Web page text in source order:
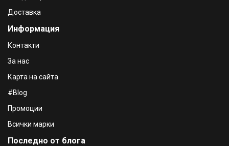
€166.17 / 325.00 лв.
€176.40 / 345.01 лв.
Доставка
Информация
Контакти
За нас
Карта на сайта
#Blog
Промоции
Всички марки
Последно от блога